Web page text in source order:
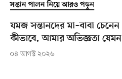
সন্তান পালন নিয়ে আরও পড়ুন
যমজ সন্তানদের মা–বাবা চেনেন
কীভাবে, আমার অভিজ্ঞতা যেমন
০৪ আগস্ট ২০২৬